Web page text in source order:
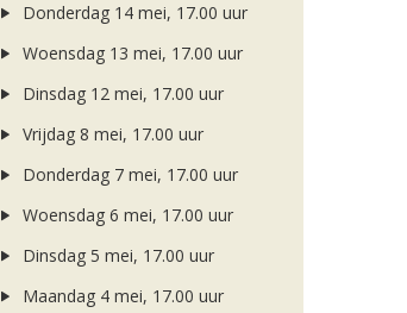
Donderdag 14 mei, 17.00 uur
Woensdag 13 mei, 17.00 uur
Dinsdag 12 mei, 17.00 uur
Vrijdag 8 mei, 17.00 uur
Donderdag 7 mei, 17.00 uur
Woensdag 6 mei, 17.00 uur
Dinsdag 5 mei, 17.00 uur
Maandag 4 mei, 17.00 uur